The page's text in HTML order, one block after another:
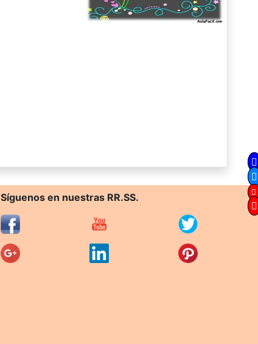
Síguenos en nuestras RR.SS.